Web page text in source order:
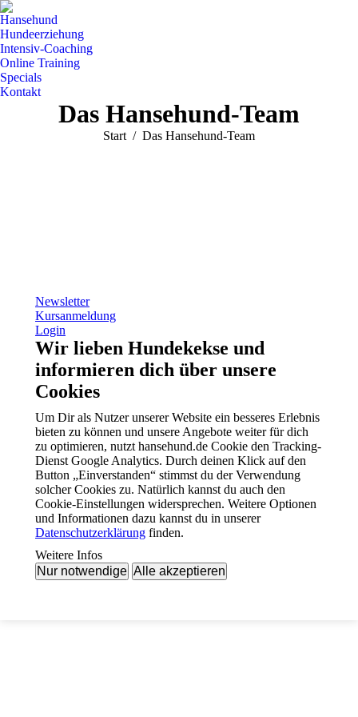
Hansehund
Hundeerziehung
Intensiv-Coaching
Online Training
Specials
Kontakt
Das Hansehund-Team
Sie befinden sich hier:
Start Das Hansehund-Team
Newsletter
Kursanmeldung
Login
Wir lieben Hundekekse und
informieren dich über unsere
Cookies
Um Dir als Nutzer unserer Website ein besseres Erlebnis
bieten zu können und unsere Angebote weiter für dich
zu optimieren, nutzt hansehund.de Cookie den Tracking-
Dienst Google Analytics. Durch deinen Klick auf den
Button „Einverstanden“ stimmst du der Verwendung
solcher Cookies zu. Natürlich kannst du auch den
Cookie-Einstellungen widersprechen. Weitere Optionen
und Informationen dazu kannst du in unserer
Datenschutzerklärung finden.
Weitere Infos
Nur notwendige Alle akzeptieren